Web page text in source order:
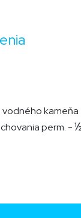
vodného kameňa
perm. -½